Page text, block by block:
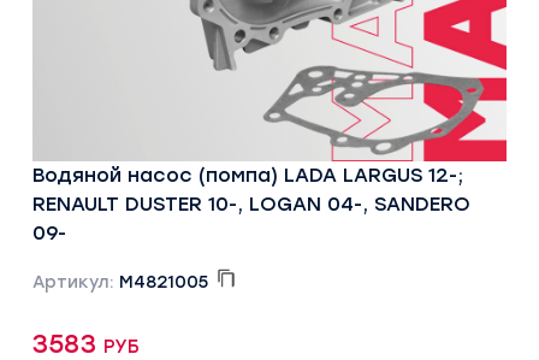
Водяной насос (помпа) LADA LARGUS 12-;
RENAULT DUSTER 10-, LOGAN 04-, SANDERO
09-
Артикул: M4821005
3583 руб